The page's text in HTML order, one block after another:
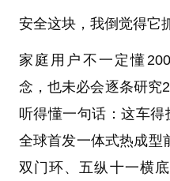
安全这块，我倒觉得它
家庭用户不一定懂
念，也未必会逐条研究
听得懂一句话：这车
全球首发一体式热成型
双门环、五纵十一横